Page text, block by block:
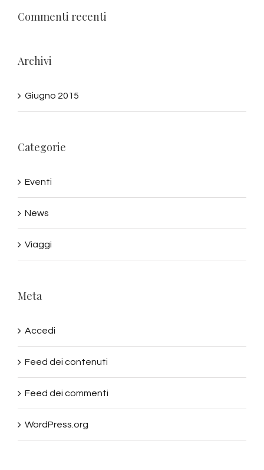
Commenti recenti
Archivi
Giugno 2015
Categorie
Eventi
News
Viaggi
Meta
Accedi
Feed dei contenuti
Feed dei commenti
WordPress.org